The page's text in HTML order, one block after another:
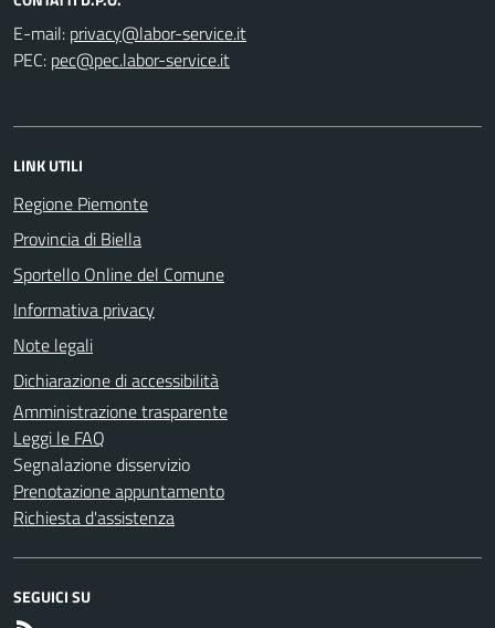
E-mail:
PEC:
LINK UTILI
Regione Piemonte
Provincia di Biella
Sportello Online del Comune
Informativa privacy
Note legali
Dichiarazione di accessibilità
Amministrazione trasparente
Leggi le FAQ
Segnalazione disservizio
Prenotazione appuntamento
Richiesta d'assistenza
SEGUICI SU